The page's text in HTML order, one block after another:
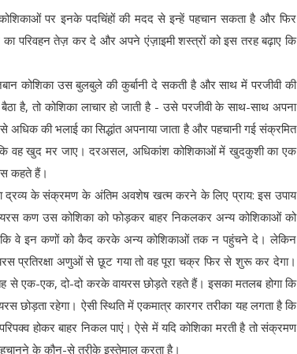
पर इनके पदचिंहों की मदद से इन्हें पहचान सकता है और फिर
का परिवहन तेज़ कर दे और अपने एंज़ाइमी शस्त्रों को इस तरह बढ़ाए कि
कोशिका उस बुलबुले की कुर्बानी दे सकती है और साथ में परजीवी की
है, तो कोशिका लाचार हो जाती है - उसे परजीवी के साथ-साथ अपना
अधिक की भलाई का सिद्धांत अपनाया जाता है और पहचानी गई संक्रमित
कि वह खुद मर जाए। दरअसल, अधिकांश कोशिकाओं में खुदकुशी का एक
कहते हैं।
द्रव्य के संक्रमण के अंतिम अवशेष खत्म करने के लिए प्राय: इस उपाय
कण उस कोशिका को फोड़कर बाहर निकलकर अन्य कोशिकाओं को
कि वे इन कणों को कैद करके अन्य कोशिकाओं तक न पहुंचने दे। लेकिन
प्रतिरक्षा अणुओं से छूट गया तो वह पूरा चक्र फिर से शुरू कर देगा।
से एक-एक, दो-दो करके वायरस छोड़ते रहते हैं। इसका मतलब होगा कि
छोड़ता रहेगा। ऐसी स्थिति में एकमात्र कारगर तरीका यह लगता है कि
होकर बाहर निकल पाएं। ऐसे में यदि कोशिका मरती है तो संक्रमण
के कौन-से तरीके इस्तेमाल करता है।